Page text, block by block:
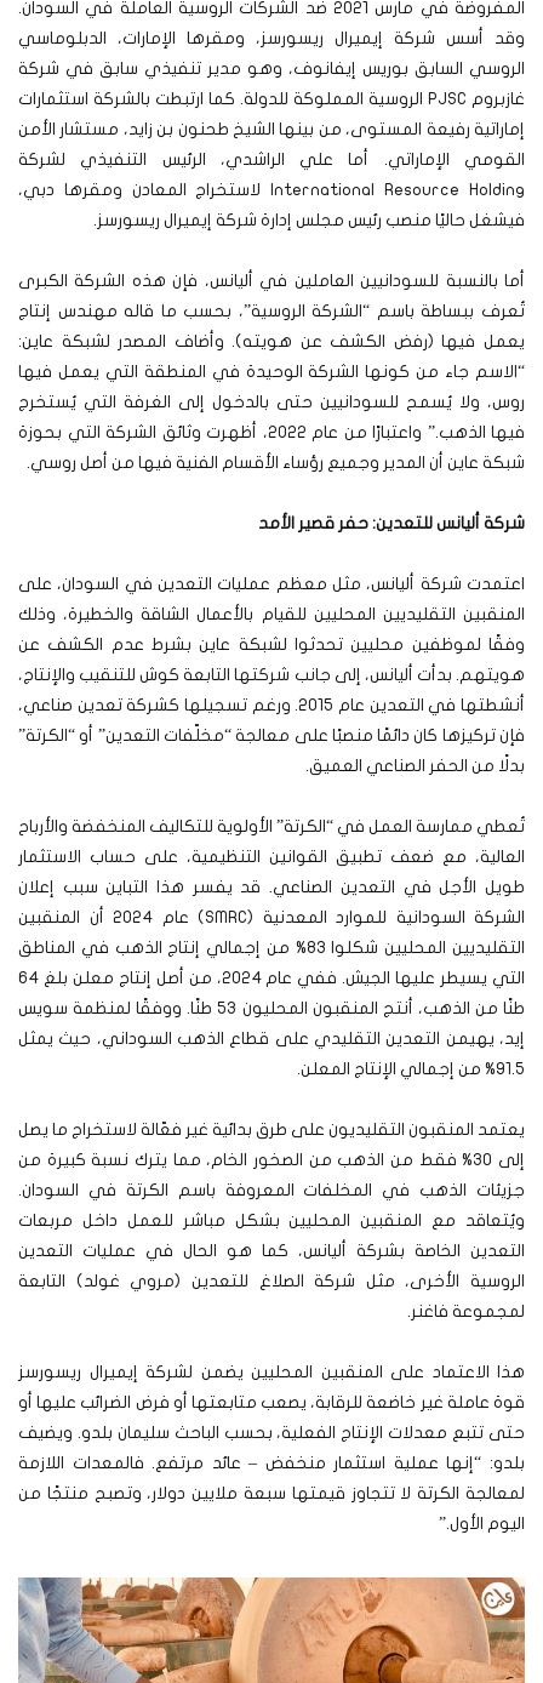
المفروضة في مارس 2021 ضد الشركات الروسية العاملة في السودان.
وقد أسس شركة إيميرال ريسورسز، ومقرها الإمارات، الدبلوماسي
الروسي السابق بوريس إيفانوف، وهو مدير تنفيذي سابق في شركة
غازبروم PJSC الروسية المملوكة للدولة. كما ارتبطت بالشركة استثمارات
إماراتية رفيعة المستوى، من بينها الشيخ طحنون بن زايد، مستشار الأمن
القومي الإماراتي. أما علي الراشدي، الرئيس التنفيذي لشركة
International Resource Holding لاستخراج المعادن ومقرها دبي،
فيشغل حاليًا منصب رئيس مجلس إدارة شركة إيميرال ريسورسز.
أما بالنسبة للسودانيين العاملين في أليانس، فإن هذه الشركة الكبرى
تُعرف ببساطة باسم “الشركة الروسية”، بحسب ما قاله مهندس إنتاج
يعمل فيها (رفض الكشف عن هويته). وأضاف المصدر لشبكة عاين:
“الاسم جاء من كونها الشركة الوحيدة في المنطقة التي يعمل فيها
روس، ولا يُسمح للسودانيين حتى بالدخول إلى الغرفة التي يُستخرج
فيها الذهب.” واعتبارًا من عام 2022، أظهرت وثائق الشركة التي بحوزة
شبكة عاين أن المدير وجميع رؤساء الأقسام الفنية فيها من أصل روسي.
شركة أليانس للتعدين: حفر قصير الأمد
اعتمدت شركة أليانس، مثل معظم عمليات التعدين في السودان، على
المنقبين التقليديين المحليين للقيام بالأعمال الشاقة والخطيرة، وذلك
وفقًا لموظفين محليين تحدثوا لشبكة عاين بشرط عدم الكشف عن
هويتهم. بدأت أليانس، إلى جانب شركتها التابعة كوش للتنقيب والإنتاج،
أنشطتها في التعدين عام 2015. ورغم تسجيلها كشركة تعدين صناعي،
فإن تركيزها كان دائمًا منصبًا على معالجة “مخلّفات التعدين” أو “الكرتة”
بدلًا من الحفر الصناعي العميق.
تُعطي ممارسة العمل في “الكرتة” الأولوية للتكاليف المنخفضة والأرباح
العالية، مع ضعف تطبيق القوانين التنظيمية، على حساب الاستثمار
طويل الأجل في التعدين الصناعي. قد يفسر هذا التباين سبب إعلان
الشركة السودانية للموارد المعدنية (SMRC) عام 2024 أن المنقبين
التقليديين المحليين شكلوا 83% من إجمالي إنتاج الذهب في المناطق
التي يسيطر عليها الجيش. ففي عام 2024، من أصل إنتاج معلن بلغ 64
طنًا من الذهب، أنتج المنقبون المحليون 53 طنًا. ووفقًا لمنظمة سويس
إيد، يهيمن التعدين التقليدي على قطاع الذهب السوداني، حيث يمثل
91.5% من إجمالي الإنتاج المعلن.
يعتمد المنقبون التقليديون على طرق بدائية غير فعّالة لاستخراج ما يصل
إلى 30% فقط من الذهب من الصخور الخام، مما يترك نسبة كبيرة من
جزيئات الذهب في المخلفات المعروفة باسم الكرتة في السودان.
ويُتعاقد مع المنقبين المحليين بشكل مباشر للعمل داخل مربعات
التعدين الخاصة بشركة أليانس، كما هو الحال في عمليات التعدين
الروسية الأخرى، مثل شركة الصلاغ للتعدين (مروي غولد) التابعة
لمجموعة فاغنر.
هذا الاعتماد على المنقبين المحليين يضمن لشركة إيميرال ريسورسز
قوة عاملة غير خاضعة للرقابة، يصعب متابعتها أو فرض الضرائب عليها أو
حتى تتبع معدلات الإنتاج الفعلية، بحسب الباحث سليمان بلدو. ويضيف
بلدو: “إنها عملية استثمار منخفض – عائد مرتفع. فالمعدات اللازمة
لمعالجة الكرتة لا تتجاوز قيمتها سبعة ملايين دولار، وتصبح منتجًا من
اليوم الأول.”